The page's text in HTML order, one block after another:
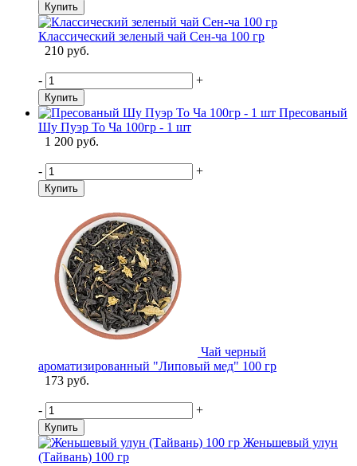
Купить
Классический зеленый чай Сен-ча 100 гр
210 руб.
- +
Купить
Пресованый
Шу Пуэр То Ча 100гр - 1 шт
1 200 руб.
- +
Купить
Чай черный
ароматизированный "Липовый мед" 100 гр
173 руб.
- +
Купить
Женьшевый улун
(Тайвань) 100 гр